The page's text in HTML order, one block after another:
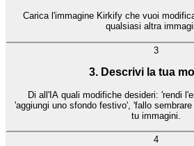
Carica l'immagine Kirkify che vuoi
qualsiasi altra
3
3. Descrivi la tua
Di all'IA quali modifiche desideri: 'rendi
'aggiungi uno sfondo festivo', 'fallo
tu immagini.
4